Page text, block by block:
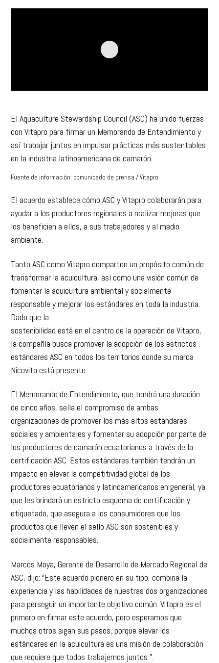
El Aquaculture Stewardship Council (ASC) ha unido fuerzas
con Vitapro para firmar un Memorando de Entendimiento y
así trabajar juntos en impulsar prácticas más sustentables
en la industria latinoamericana de camarón.
Fuente de información: comunicado de prensa / Vitapro
El acuerdo establece cómo ASC y Vitapro colaborarán para
ayudar a los productores regionales a realizar mejoras que
los beneficien a ellos, a sus trabajadores y al medio
ambiente.
Tanto ASC como Vitapro comparten un propósito común de
transformar la acuicultura, así como una visión común de
fomentar la acuicultura ambiental y socialmente
responsable y mejorar los estándares en toda la industria.
Dado que la
sostenibilidad está en el centro de la operación de Vitapro,
la compañía busca promover la adopción de los estrictos
estándares ASC en todos los territorios donde su marca
Nicovita está presente.
El Memorando de Entendimiento, que tendrá una duración
de cinco años, sella el compromiso de ambas
organizaciones de promover los más altos estándares
sociales y ambientales y fomentar su adopción por parte de
los productores de camarón ecuatorianos a través de la
certificación ASC. Estos estándares también tendrán un
impacto en elevar la competitividad global de los
productores ecuatorianos y latinoamericanos en general, ya
que les brindará un estricto esquema de certificación y
etiquetado, que asegura a los consumidores que los
productos que lleven el sello ASC son sostenibles y
socialmente responsables.
Marcos Moya, Gerente de Desarrollo de Mercado Regional de
ASC, dijo: “Este acuerdo pionero en su tipo, combina la
experiencia y las habilidades de nuestras dos organizaciones
para perseguir un importante objetivo común. Vitapro es el
primero en firmar este acuerdo, pero esperamos que
muchos otros sigan sus pasos, porque elevar los
estándares en la acuicultura es una misión de colaboración
que requiere que todos trabajemos juntos ”.